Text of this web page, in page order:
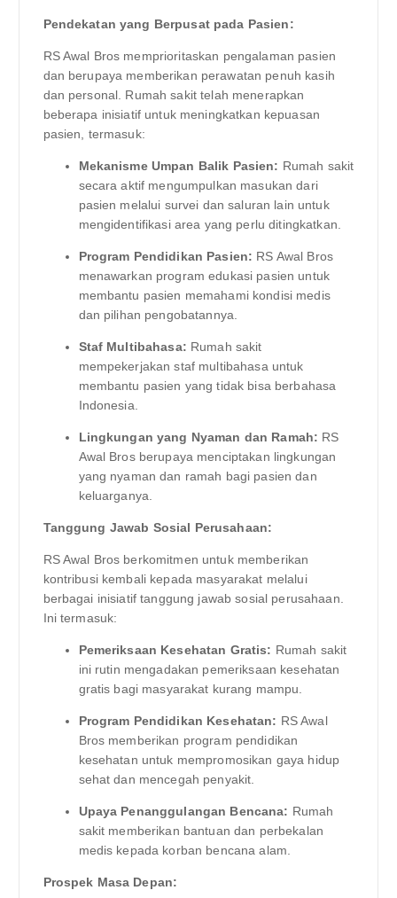
Pendekatan yang Berpusat pada Pasien:
RS Awal Bros memprioritaskan pengalaman pasien
dan berupaya memberikan perawatan penuh kasih
dan personal. Rumah sakit telah menerapkan
beberapa inisiatif untuk meningkatkan kepuasan
pasien, termasuk:
Mekanisme Umpan Balik Pasien: Rumah sakit
secara aktif mengumpulkan masukan dari
pasien melalui survei dan saluran lain untuk
mengidentifikasi area yang perlu ditingkatkan.
Program Pendidikan Pasien: RS Awal Bros
menawarkan program edukasi pasien untuk
membantu pasien memahami kondisi medis
dan pilihan pengobatannya.
Staf Multibahasa: Rumah sakit
mempekerjakan staf multibahasa untuk
membantu pasien yang tidak bisa berbahasa
Indonesia.
Lingkungan yang Nyaman dan Ramah: RS
Awal Bros berupaya menciptakan lingkungan
yang nyaman dan ramah bagi pasien dan
keluarganya.
Tanggung Jawab Sosial Perusahaan:
RS Awal Bros berkomitmen untuk memberikan
kontribusi kembali kepada masyarakat melalui
berbagai inisiatif tanggung jawab sosial perusahaan.
Ini termasuk:
Pemeriksaan Kesehatan Gratis: Rumah sakit
ini rutin mengadakan pemeriksaan kesehatan
gratis bagi masyarakat kurang mampu.
Program Pendidikan Kesehatan: RS Awal
Bros memberikan program pendidikan
kesehatan untuk mempromosikan gaya hidup
sehat dan mencegah penyakit.
Upaya Penanggulangan Bencana: Rumah
sakit memberikan bantuan dan perbekalan
medis kepada korban bencana alam.
Prospek Masa Depan: